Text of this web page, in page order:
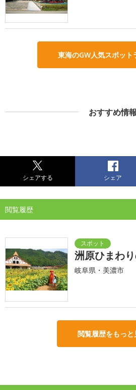
東海のGW人気スポット
おすすめ情報
シェアする シェア
閲覧履歴
洲原ひまわ
岐阜県・美濃市
閲覧履歴をもっと